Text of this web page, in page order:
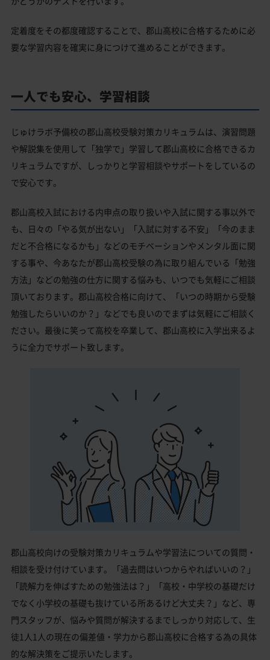
定着度をその都度確認することで、郡山高校に合格するために必
要な学習内容を確実に身につけて進めることができます。
一人でも安心、学習相談
じゅけラボ予備校の郡山高校受験対策カリキュラムは、演習問題
や解説集を使用して「独学で」学習して郡山高校に合格できるカ
リキュラムですが、しっかりと学習相談やサポートをしているの
で安心です。
郡山高校入試における内申点の取り扱いや入試に関する事以外で
も、日々の「やる気が出ない」「入試に対する不安」「今のまま
だと不合格になるかも」などのモチベーションやメンタル面に関
する事や、今あなたが郡山高校受験の為に取り組んでいる「勉強
方法」などの勉強の仕方に関する悩みも、いつでも気軽にご相談
頂いております。郡山高校合格に向けて、「いつの時期から受験
勉強したらいいのか？」などでも良いのでまずは気軽にご相談く
ださい。最後に笑って高校を卒業して、郡山高校に入学出来るよ
うに全力でサポート致します。
郡山高校向けの受験対策カリキュラムや学習法についての質問・
相談を受け付けています。「過去問はいつからやればいいの？」
「読解力を伸ばすための勉強法は？」「高校・中学校の基礎だけ
でなく小学校の基礎も抜けている所あるけど大丈夫？」など、専
門スタッフが、悩みや質問が解決するまでしっかり対応して、生
徒1人1人の現在の偏差値・学力から郡山高校に合格する為の具体
的な解決策をご提示いたします。